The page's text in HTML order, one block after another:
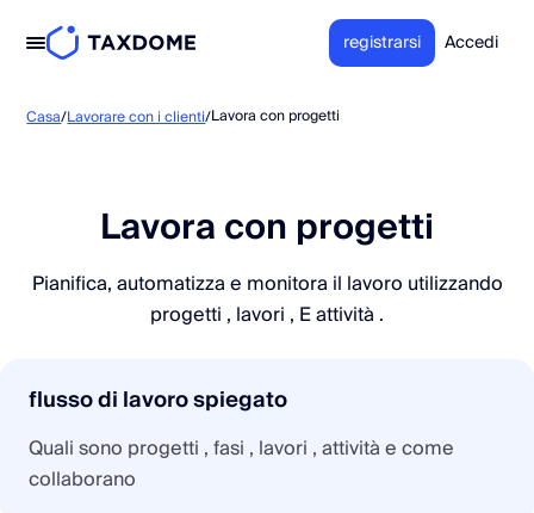
registrarsi Accedi
Casa/Lavorare con i clienti/Lavora con progetti
Lavora con progetti
Pianifica, automatizza e monitora il lavoro utilizzando
progetti , lavori , E attività .
flusso di lavoro spiegato
Quali sono progetti , fasi , lavori , attività e come
collaborano